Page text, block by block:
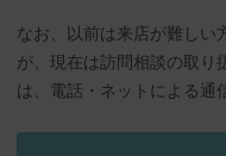
なお、以前は来店が難しい
が、現在は訪問相談の取り
は、電話・ネットによる通